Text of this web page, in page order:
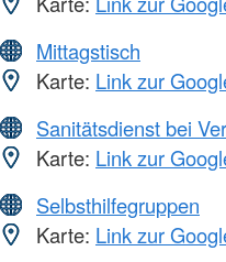
Mittagstisch
Karte: Link zur
Sanitätsdienst bei
Karte: Link zur
Selbsthilfegruppen
Karte: Link zur